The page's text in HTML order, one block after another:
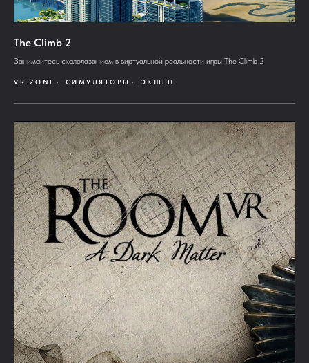
The Climb 2
Занимайтесь скалолазанием в виртуальной реальности игры The Climb 2
VR ZONE СИМУЛЯТОРЫ ЭКШЕН